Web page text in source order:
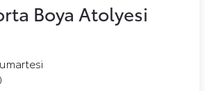
Boya Atolyesi